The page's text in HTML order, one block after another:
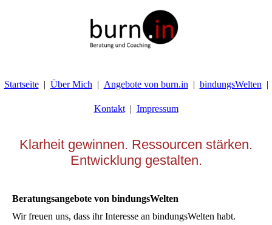
Startseite Über Mich Angebote von burn.in bindungsWelten
Kontakt Impressum
Klarheit gewinnen. Ressourcen stärken.
Entwicklung gestalten.
Beratungsangebote von bindungsWelten
Wir freuen uns, dass ihr Interesse an bindungsWelten habt.